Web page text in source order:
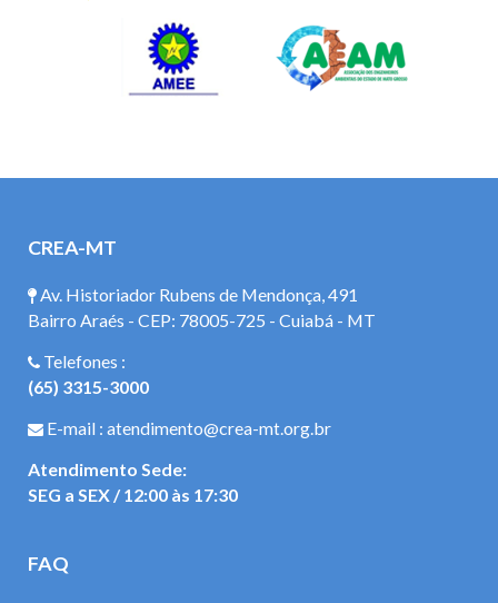
CREA-MT
Av. Historiador Rubens de Mendonça, 491
Bairro Araés - CEP: 78005-725 - Cuiabá - MT
Telefones :
(65) 3315-3000
E-mail : atendimento@crea-mt.org.br
Atendimento Sede:
SEG a SEX / 12:00 às 17:30
FAQ